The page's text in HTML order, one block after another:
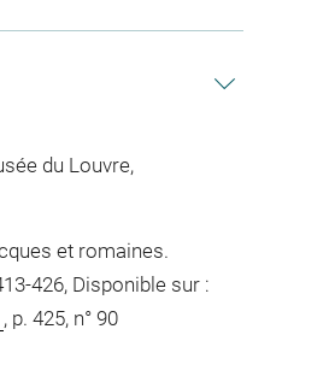
du Louvre,
et romaines.
426, Disponible sur :
, p. 425, n° 90